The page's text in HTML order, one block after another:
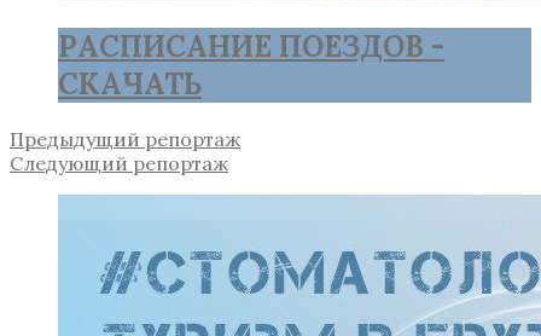
РАСПИСАНИЕ ПОЕЗДОВ -
СКАЧАТЬ
Предыдущий репортаж
Следующий репортаж